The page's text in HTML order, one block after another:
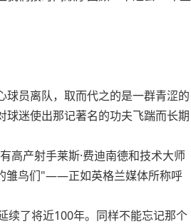
球员离队，取而代之的是一群青涩的
球迷使出那记著名的功夫飞踹而长期
高产射手莱斯·费迪南德和技术大师
雏鸟们"——正如英格兰媒体所称呼
续了将近100年。同样不能忘记那个